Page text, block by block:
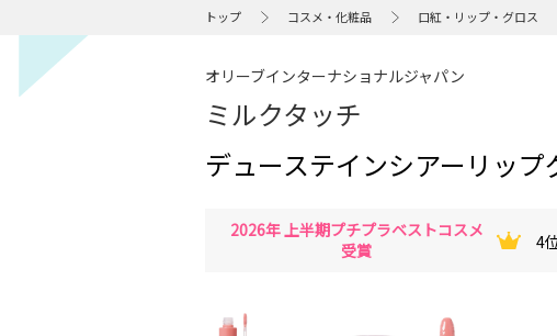
トップ コスメ・化粧品 口紅・リップ・グロス
オリーブインターナショナルジャパン
ミルクタッチ
デューステインシアーリップ
2026年 上半期プチプラベストコスメ
受賞
4